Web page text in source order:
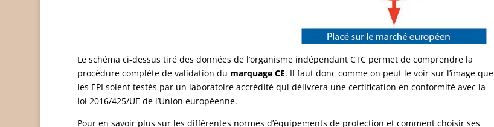
Le schéma ci-dessus tiré des données de l’organisme indépendant CTC permet de comprendre la
procédure complète de validation du marquage CE. Il faut donc comme on peut le voir sur l’image que
les EPI soient testés par un laboratoire accrédité qui délivrera une certification en conformité avec la
loi 2016/425/UE de l’Union européenne.
Pour en savoir plus sur les différentes normes d’équipements de protection et comment choisir ses